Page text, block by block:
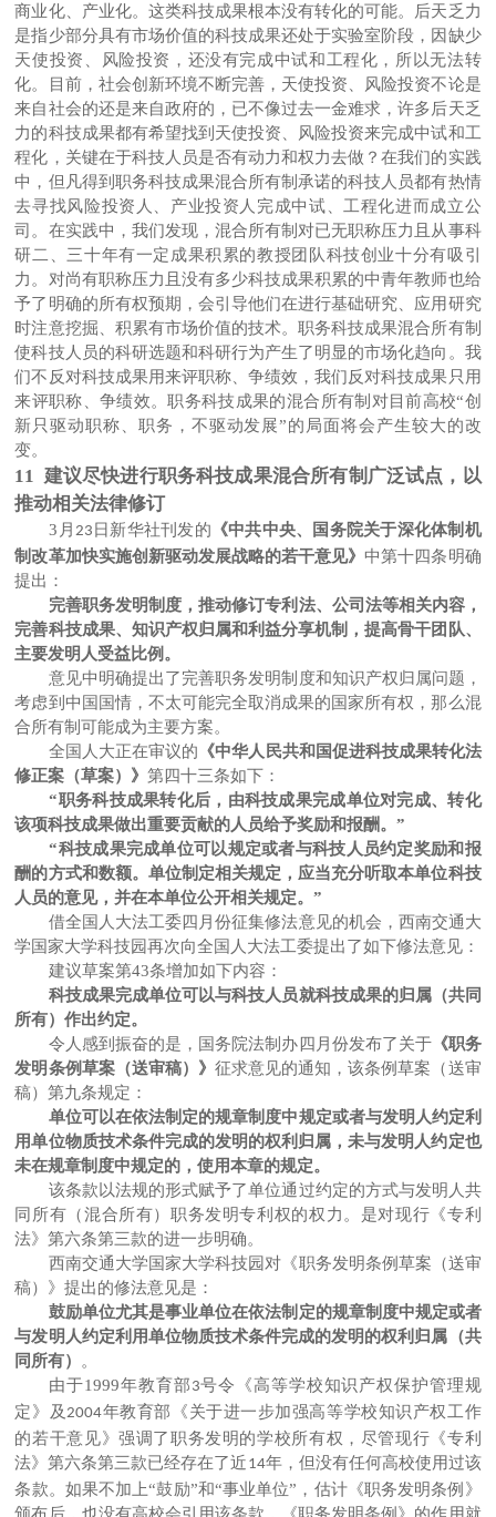
商业化、产业化。这类科技成果根本没有转化的可能。后天乏力
是指少部分具有市场价值的科技成果还处于实验室阶段，因缺少
天使投资、风险投资，还没有完成中试和工程化，所以无法转
化。目前，社会创新环境不断完善，天使投资、风险投资不论是
来自社会的还是来自政府的，已不像过去一金难求，许多后天乏
力的科技成果都有希望找到天使投资、风险投资来完成中试和工
程化，关键在于科技人员是否有动力和权力去做？在我们的实践
中，但凡得到职务科技成果混合所有制承诺的科技人员都有热情
去寻找风险投资人、产业投资人完成中试、工程化进而成立公
司。在实践中，我们发现，混合所有制对已无职称压力且从事科
研二、三十年有一定成果积累的教授团队科技创业十分有吸引
力。对尚有职称压力且没有多少科技成果积累的中青年教师也给
予了明确的所有权预期，会引导他们在进行基础研究、应用研究
时注意挖掘、积累有市场价值的技术。职务科技成果混合所有制
使科技人员的科研选题和科研行为产生了明显的市场化趋向。我
们不反对科技成果用来评职称、争绩效，我们反对科技成果只用
来评职称、争绩效。职务科技成果的混合所有制对目前高校“创
新只驱动职称、职务，不驱动发展”的局面将会产生较大的改
变。
11 建议尽快进行职务科技成果混合所有制广泛试点，以
推动相关法律修订
3 月 23 日新华社刊发的 《中共中央、国务院关于深化体制机
制改革加快实施创新驱动发展战略的若干意见》中第十四条明确
提出：
完善职务发明制度，推动修订专利法、公司法等相关内容，
完善科技成果、知识产权归属和利益分享机制，提高骨干团队、
主要发明人受益比例。
意见中明确提出了完善职务发明制度和知识产权归属问题，
考虑到中国国情，不太可能完全取消成果的国家所有权，那么混
合所有制可能成为主要方案。
全国人大正在审议的 《中华人民共和国促进科技成果转化法
修正案（草案）》第四十三条如下：
“职务科技成果转化后，由科技成果完成单位对完成、转化
该项科技成果做出重要贡献的人员给予奖励和报酬。”
“科技成果完成单位可以规定或者与科技人员约定奖励和报
酬的方式和数额。单位制定相关规定，应当充分听取本单位科技
人员的意见，并在本单位公开相关规定。”
借全国人大法工委四月份征集修法意见的机会，西南交通大
学国家大学科技园再次向全国人大法工委提出了如下修法意见：
建议草案第43条增加如下内容：
科技成果完成单位可以与科技人员就科技成果的归属（共同
所有）作出约定。
令人感到振奋的是，国务院法制办四月份发布了关于《职务
发明条例草案（送审稿）》 征求意见的通知，该条例草案（送审
稿）第九条规定：
单位可以在依法制定的规章制度中规定或者与发明人约定利
用单位物质技术条件完成的发明的权利归属，未与发明人约定也
未在规章制度中规定的，使用本章的规定。
该条款以法规的形式赋予了单位通过约定的方式与发明人共
同所有（混合所有）职务发明专利权的权力。是对现行《专利
法》第六条第三款的进一步明确。
西南交通大学国家大学科技园对《职务发明条例草案（送审
稿）》提出的修法意见是：
鼓励单位尤其是事业单位在依法制定的规章制度中规定或者
与发明人约定利用单位物质技术条件完成的发明的权利归属（共
同所有） 。
由于1999年教育部 3号令《高等学校知识产权保护管理规
定》及 2004年教育部《关于进一步加强高等学校知识产权工作
的若干意见》强调了职务发明的学校所有权，尽管现行《专利
法》第六条第三款已经存在了近 14年，但没有任何高校使用过该
条款。如果不加上“鼓励”和“事业单位”，估计《职务发明条例》